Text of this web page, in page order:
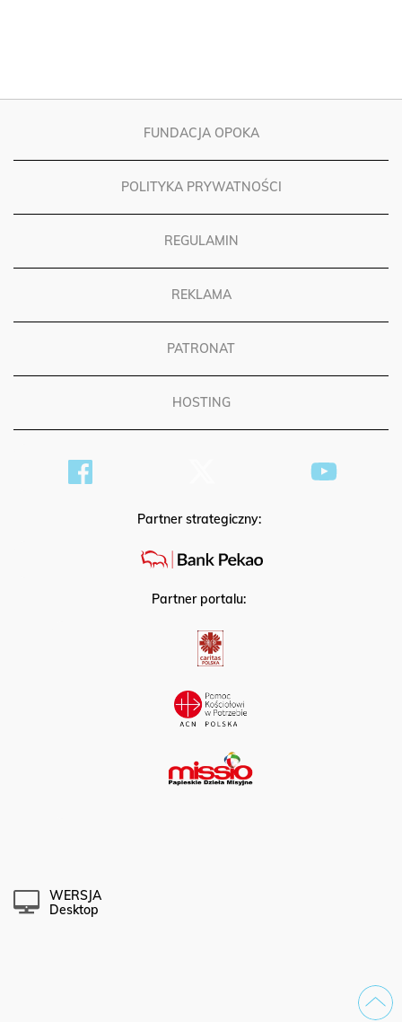
FUNDACJA OPOKA
POLITYKA PRYWATNOŚCI
REGULAMIN
REKLAMA
PATRONAT
HOSTING
Partner strategiczny:
Partner portalu:
WERSJA
Desktop